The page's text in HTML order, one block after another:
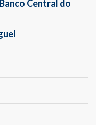
Central do